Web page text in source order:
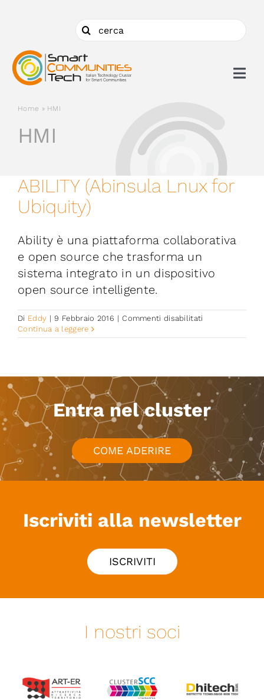
Cerca
per:
Aderire
Ambiti
Iniziative
News ed Eventi
Piattaforma First
Piattaforma SmartCommunities
Home » HMI
HMI
ABILITY (Abinsula Lnux for
Ubiquity)
Ability è una piattaforma collaborativa
e open source che trasforma un
sistema integrato in un dispositivo
open source intelligente.
Di Eddy | 9 Febbraio 2016 | Commenti disabilitati
(Abinsula
Continua a leggere
Entra nel cluster
COME ADERIRE
Iscriviti alla newsletter
ISCRIVITI
I nostri soci